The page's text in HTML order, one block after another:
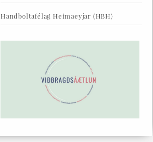
Handboltafélag Heimaeyjar (HBH)